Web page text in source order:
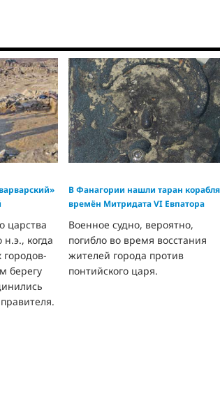
царства
н.э., когда
городов-
берегу
В Фанагории нашли таран корабля
времён Митридата VI Евпатора
Военное судно, вероятно,
погибло во время восстания
жителей города против
понтийского царя.